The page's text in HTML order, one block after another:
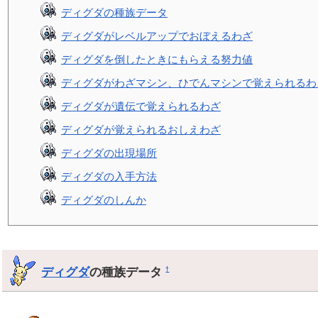
ディグダの種族データ
ディグダがレベルアップでおぼえるわざ
ディグダを倒したときにもらえる努力値
ディグダがわざマシン、ひでんマシンで覚えられる
ディグダが遺伝で覚えられるわざ
ディグダが覚えられるおしえわざ
ディグダの出現場所
ディグダの入手方法
ディグダのしんか
ディグダの種族データ†